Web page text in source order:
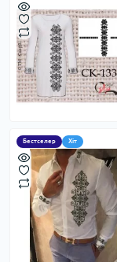
Бестселер Хіт